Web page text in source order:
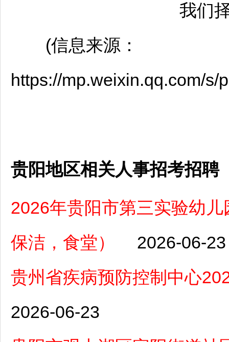
我们
(信息来源：
https://mp.weixin.qq.com/
贵阳地区相关人事招考招聘
2026年贵阳市第三实验幼
保洁，食堂）
2026-06-23
贵州省疾病预防控制中心
2026-06-23